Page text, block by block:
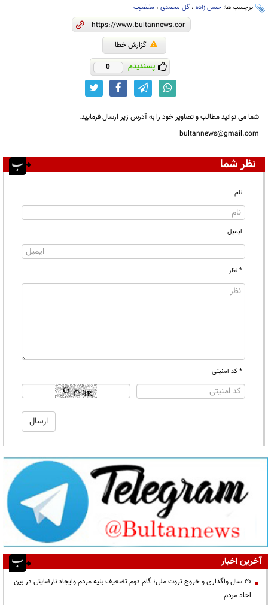
برچسب ها: حسن زاده ، گل محمدی ، مغضوب
گزارش خطا
پسندیدم 0
شما می توانید مطالب و تصاویر خود را به آدرس زیر ارسال فرمایید.
bultannews@gmail.com
نظر شما
نام
ایمیل
* نظر
* کد امنیتی
آخرین اخبار
۳۰ سال واگذاری و خروج ثروت ملی؛ گام دوم تضعیف بنیه مردم وایجاد نارضایتی در بین
احاد مردم